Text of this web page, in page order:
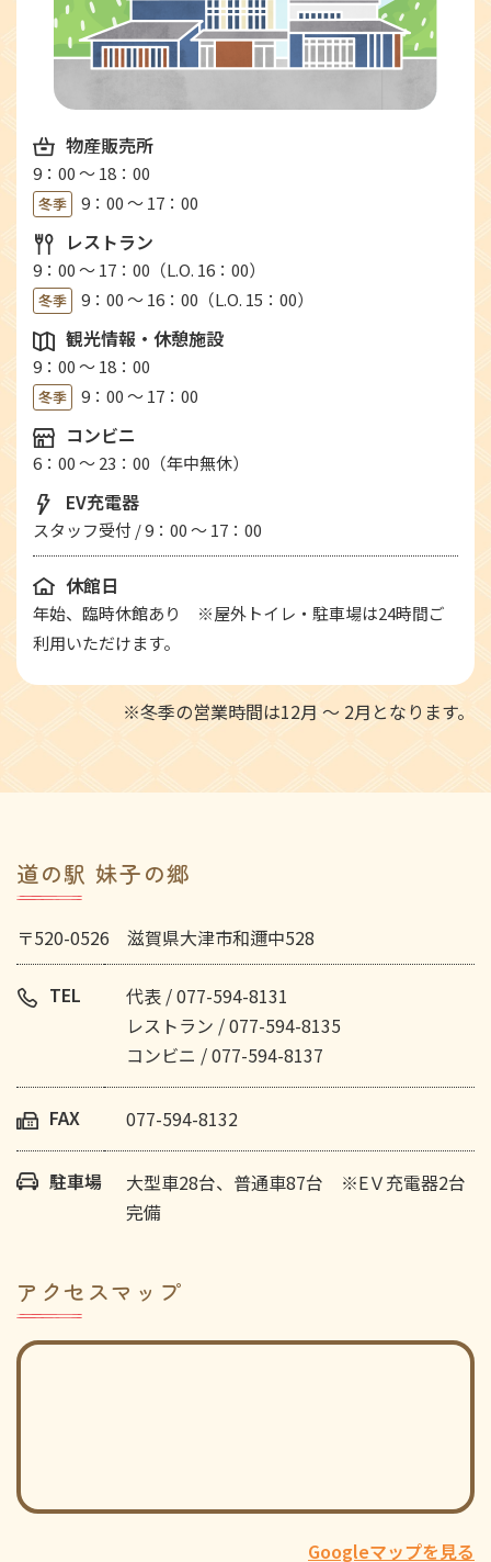
物産販売所
9：00 ～ 18：00
冬季 9：00 ～ 17：00
レストラン
9：00 ～ 17：00（L.O. 16：00）
冬季 9：00 ～ 16：00（L.O. 15：00）
観光情報・休憩施設
9：00 ～ 18：00
冬季 9：00 ～ 17：00
コンビニ
6：00 ～ 23：00（年中無休）
EV充電器
スタッフ受付 / 9：00 ～ 17：00
休館日
年始、臨時休館あり ※屋外トイレ・駐車場は24時間ご
利用いただけます。
※冬季の営業時間は12月 ～ 2月となります。
道の駅 妹子の郷
〒520-0526 滋賀県大津市和邇中528
TEL
代表 / 077-594-8131
レストラン / 077-594-8135
コンビニ / 077-594-8137
FAX 077-594-8132
駐車場
大型車28台、普通車87台 ※EＶ充電器2台
完備
アクセスマップ
Googleマップを見る